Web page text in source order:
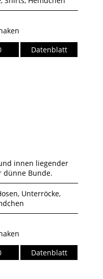
Datenblatt
innen liegender
dünne Bunde.
Unterröcke,
Datenblatt